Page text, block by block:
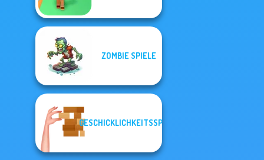
ZOMBIE SPIELE
GESCHICKLICHKEITSSPIELE